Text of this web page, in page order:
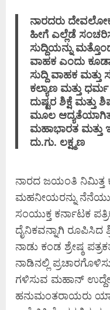
ನಾರದರು
ಹೀಗೆ ಎಲ್ಲೆಡೆ
ಸುದ್ದಿಯನ್ನು
ವಾಹಕ ಎಂದು
ಸುದ್ದಿ ವಾಹಕ
ಕಲ್ಯಾಣ ಮತ್ತು
ದುಷ್ಟರ ಶಿಕ್ಷೆ
ಮೂಲ
ಮಹಾಭಾರತ ಮತ್ತು
ದು.ಗು. ಲಕ್ಷ್ಮಣ
ನಾರದ ಜಯಂತಿ ನಿಮಿತ್ತ
ಮಹನೀಯರನ್ನು
ಸಂಯುಕ್ತ ಕರ್ನಾಟಕ
ದೈನಿಕವನ್ನಾಗಿ
ನಾಡು ಕಂಡ ಶ್ರೇಷ್ಠ
ನಾಡಿನಲ್ಲಿ
ಗಳಿಸುವ ಮಹಾನ್
ಹನುಮಂತರಾಯರು